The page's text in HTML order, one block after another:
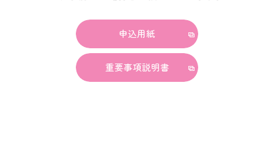
申込用紙
重要事項説明書